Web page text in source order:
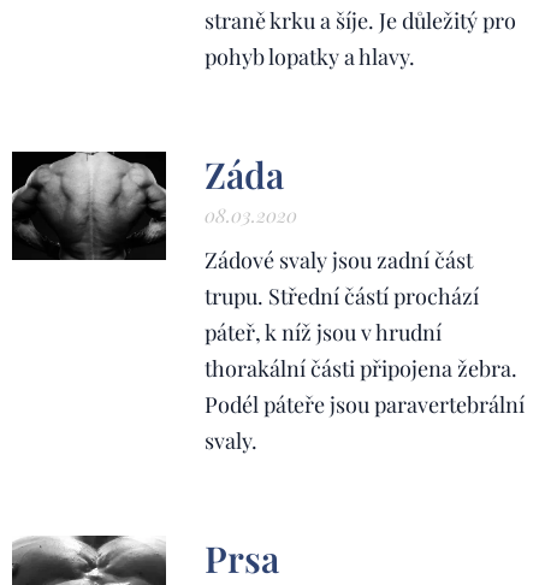
straně krku a šíje. Je důležitý pro
pohyb lopatky a hlavy.
Záda
08.03.2020
Zádové svaly jsou zadní část
trupu. Střední částí prochází
páteř, k níž jsou v hrudní
thorakální části připojena žebra.
Podél páteře jsou paravertebrální
svaly.
Prsa